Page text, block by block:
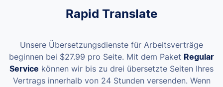
Rapid Translate
Unsere Übersetzungsdienste für Arbeitsverträge
beginnen bei $27.99 pro Seite. Mit dem Paket Regular
Service können wir bis zu drei übersetzte Seiten Ihres
Vertrags innerhalb von 24 Stunden versenden. Wenn